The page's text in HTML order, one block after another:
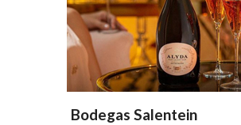
Bodegas Salentein